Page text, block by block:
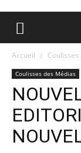
Accueil
Coulisses des Médias